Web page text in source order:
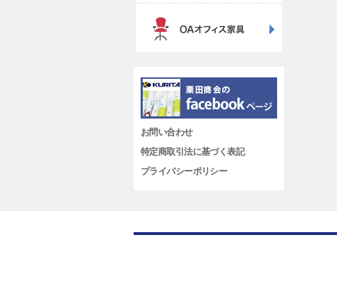
お問い合わせ
特定商取引法に基づく表記
プライバシーポリシー